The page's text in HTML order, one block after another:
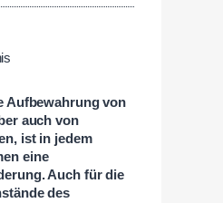
Aufbewahrung von
auch von
ist in jedem
eine
Auch für die
des